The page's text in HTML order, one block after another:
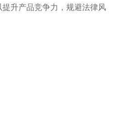
升产品竞争力，规避法律风